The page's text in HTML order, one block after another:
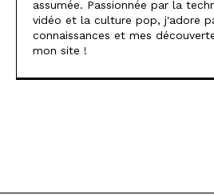
assumée. Passionnée par la
vidéo et la culture pop, j'adore
connaissances et mes
mon site !